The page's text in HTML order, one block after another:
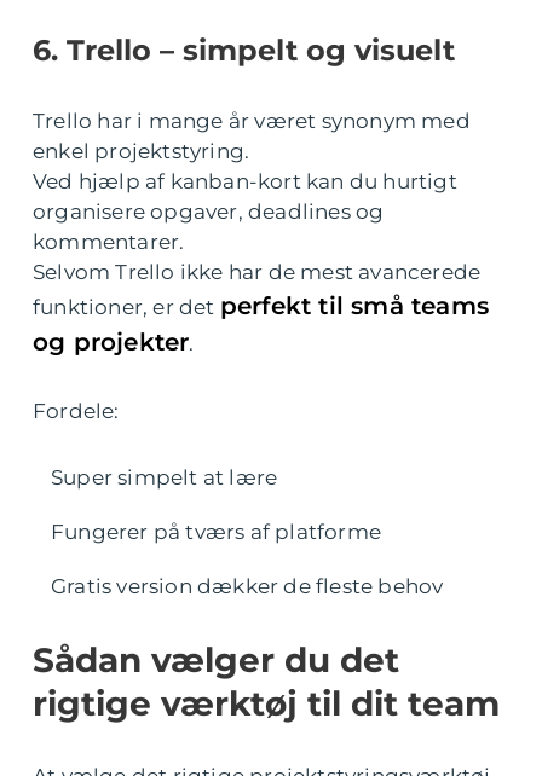
6. Trello – simpelt og visuelt
Trello har i mange år været synonym med
enkel projektstyring.
Ved hjælp af kanban-kort kan du hurtigt
organisere opgaver, deadlines og
kommentarer.
Selvom Trello ikke har de mest avancerede
funktioner, er det perfekt til små teams
og projekter.
Fordele:
Super simpelt at lære
Fungerer på tværs af platforme
Gratis version dækker de fleste behov
Sådan vælger du det
rigtige værktøj til dit team